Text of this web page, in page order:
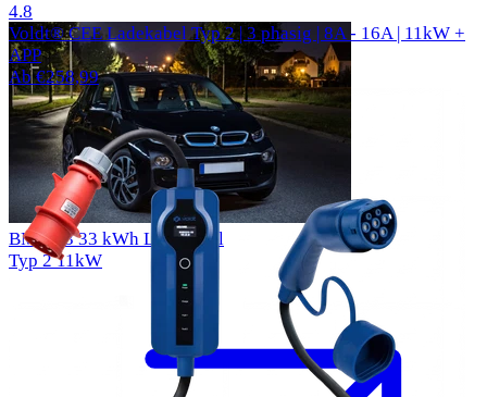
BMW i3 33 kWh Ladekabel
Typ 211kW
4.8
Voldt® CEE Ladekabel Typ 2 | 3 phasig | 8A - 16A | 11kW +
APP
Ab €258,99